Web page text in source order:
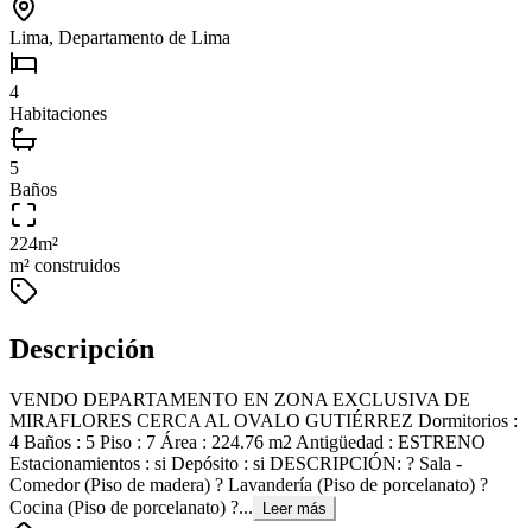
Lima, Departamento de Lima
4
Habitaciones
5
Baños
224m²
m² construidos
Descripción
VENDO DEPARTAMENTO EN ZONA EXCLUSIVA DE
MIRAFLORES CERCA AL OVALO GUTIÉRREZ Dormitorios :
4 Baños : 5 Piso : 7 Área : 224.76 m2 Antigüedad : ESTRENO
Estacionamientos : si Depósito : si DESCRIPCIÓN: ? Sala -
Comedor (Piso de madera) ? Lavandería (Piso de porcelanato) ?
Cocina (Piso de porcelanato) ?...
Leer más